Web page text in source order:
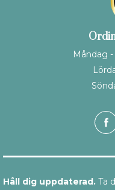
Måndag
Håll dig uppdaterad. Ta